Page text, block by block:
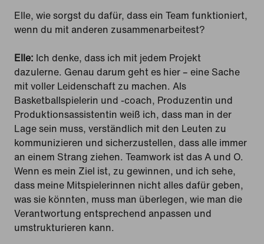
Elle, wie sorgst du dafür, dass ein Team funktioniert,
wenn du mit anderen zusammenarbeitest?
Elle: Ich denke, dass ich mit jedem Projekt
dazulerne. Genau darum geht es hier – eine Sache
mit voller Leidenschaft zu machen. Als
Basketballspielerin und -coach, Produzentin und
Produktionsassistentin weiß ich, dass man in der
Lage sein muss, verständlich mit den Leuten zu
kommunizieren und sicherzustellen, dass alle immer
an einem Strang ziehen. Teamwork ist das A und O.
Wenn es mein Ziel ist, zu gewinnen, und ich sehe,
dass meine Mitspielerinnen nicht alles dafür geben,
was sie könnten, muss man überlegen, wie man die
Verantwortung entsprechend anpassen und
umstrukturieren kann.